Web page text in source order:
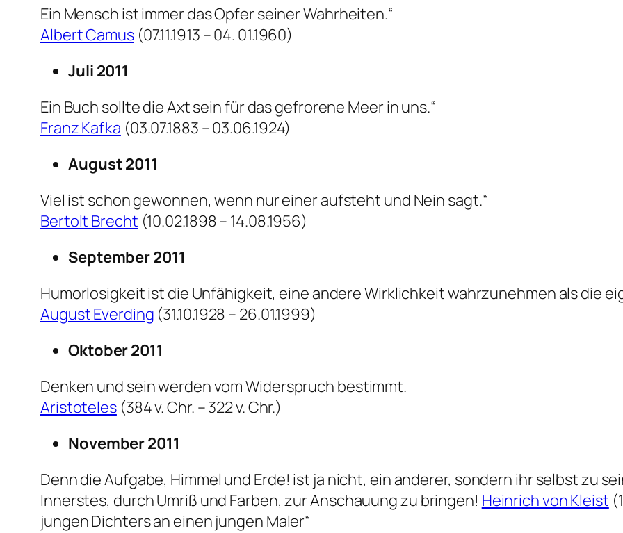
Ein Mensch ist immer das Opfer seiner Wahrheiten.“
Albert Camus(07.11.1913 – 04. 01.1960)
Juli 2011
Ein Buch sollte die Axt sein für das gefrorene Meer in uns.“
Franz Kafka (03.07.1883 – 03.06.1924)
August 2011
Viel ist schon gewonnen, wenn nur einer aufsteht und Nein sagt.“
Bertolt Brecht (10.02.1898 – 14.08.1956)
September 2011
Humorlosigkeit ist die Unfähigkeit, eine andere Wirklichkeit wahrzunehmen als die
August Everding (31.10.1928 – 26.01.1999)
Oktober 2011
Denken und sein werden vom Widerspruch bestimmt.
Aristoteles(384 v. Chr. – 322 v. Chr.)
November 2011
Denn die Aufgabe, Himmel und Erde! ist ja nicht, ein anderer, sondern ihr selbst zu
Innerstes, durch Umriß und Farben, zur Anschauung zu bringen! Heinrich von Kleist
jungen Dichters an einen jungen Maler“